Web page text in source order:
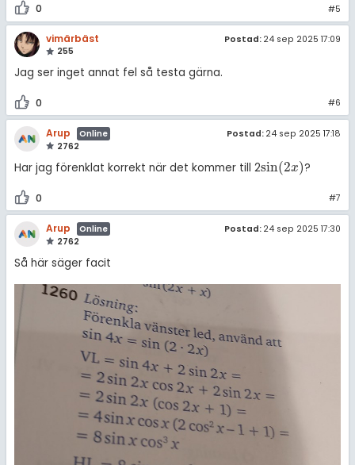
0 #5
vimärbäst
255
Postad: 24 sep 2025 17:09
Jag ser inget annat fel så testa gärna.
0 #6
Arup
Online
2762
Postad: 24 sep 2025 17:18
Har jag förenklat korrekt när det kommer till 2sin(2x)
sin(2x) ?
0 #7
Arup
Online
2762
Postad: 24 sep 2025 17:30
Så här säger facit